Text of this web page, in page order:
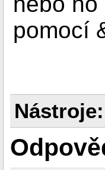
pomocí
Nástroje: